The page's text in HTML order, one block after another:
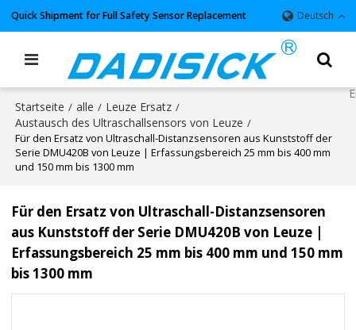
Quick Shipment for Full Safety Sensor Replacement Deutsch
Startseite / alle / Leuze Ersatz /
Austausch des Ultraschallsensors von Leuze /
Für den Ersatz von Ultraschall-Distanzsensoren aus Kunststoff der
Serie DMU420B von Leuze | Erfassungsbereich 25 mm bis 400 mm
und 150 mm bis 1300 mm
Für den Ersatz von Ultraschall-Distanzsensoren
aus Kunststoff der Serie DMU420B von Leuze |
Erfassungsbereich 25 mm bis 400 mm und 150 mm
bis 1300 mm